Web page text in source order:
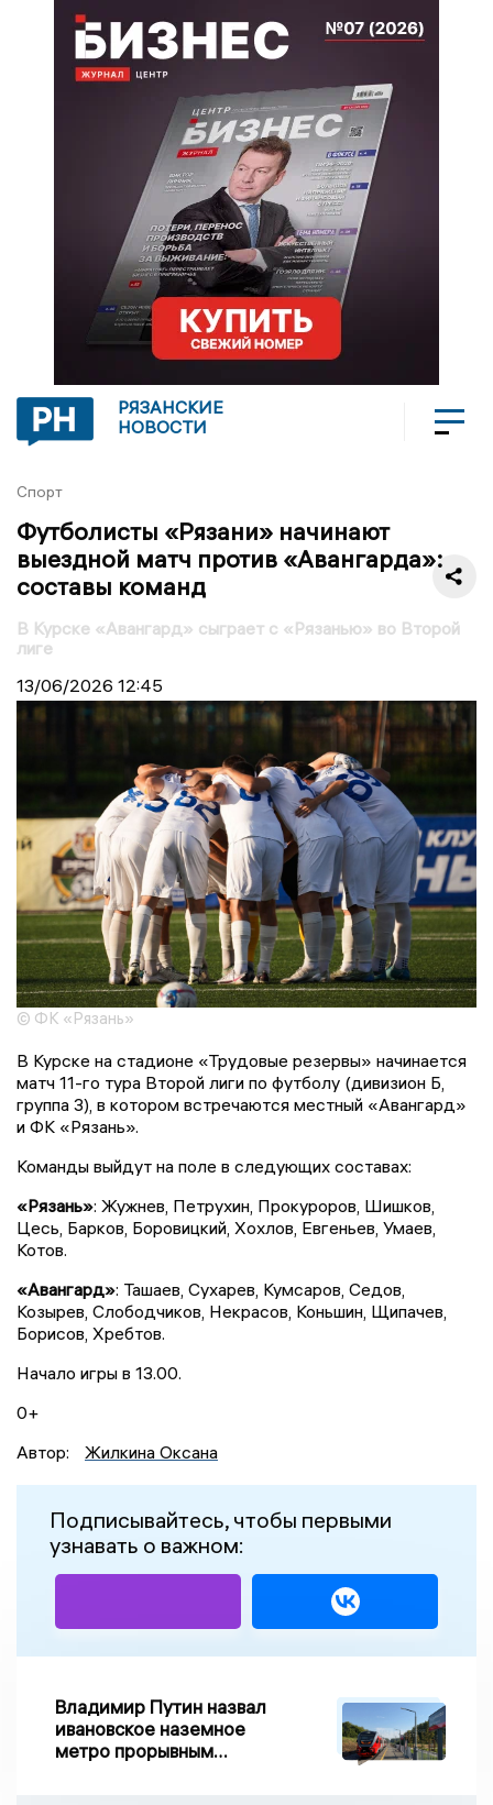
РЯЗАНСКИЕ
НОВОСТИ
Спорт
Футболисты «Рязани» начинают
выездной матч против «Авангарда»:
составы команд
В Курске «Авангард» сыграет с «Рязанью» во Второй
лиге
13/06/2026 12:45
© ФК «Рязань»
В Курске на стадионе «Трудовые резервы» начинается
матч 11-го тура Второй лиги по футболу (дивизион Б,
группа 3), в котором встречаются местный «Авангард»
и ФК «Рязань».
Команды выйдут на поле в следующих составах:
«Рязань»: Жужнев, Петрухин, Прокуроров, Шишков,
Цесь, Барков, Боровицкий, Хохлов, Евгеньев, Умаев,
Котов.
«Авангард»: Ташаев, Сухарев, Кумсаров, Седов,
Козырев, Слободчиков, Некрасов, Коньшин, Щипачев,
Борисов, Хребтов.
Начало игры в 13.00.
0+
Автор:
Жилкина Оксана
Подписывайтесь, чтобы первыми
узнавать о важном:
Владимир Путин назвал
ивановское наземное
метро прорывным